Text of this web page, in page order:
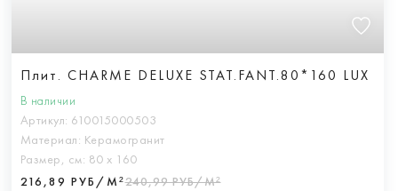
Плит. CHARME DELUXE STAT.FANT.80*160 LUX
В наличии
Артикул: 610015000503
Материал: Керамогранит
Размер, см: 80 х 160
216,89 РУБ/М²240,99 РУБ/М²